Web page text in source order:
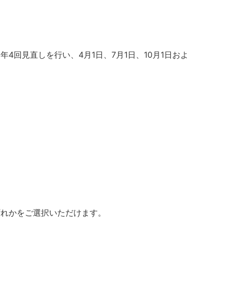
4回見直しを行い、4月1日、7月1日、10月1日およ
かをご選択いただけます。